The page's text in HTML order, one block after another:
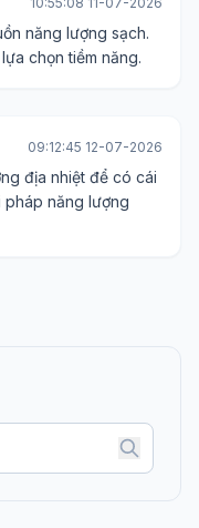
năng lượng sạch.
chọn tiềm năng.
09:12:45 12-07-2026
địa nhiệt để có cái
pháp năng lượng